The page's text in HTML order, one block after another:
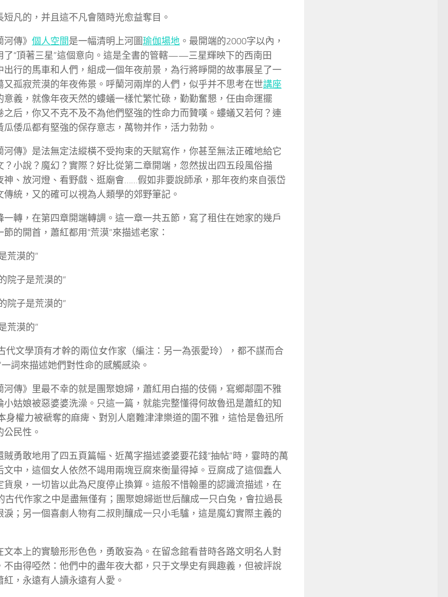
短凡的，并且這不凡會隨時光愈益奪目。
河傳》 個人空間是一幅清明上河圖瑜伽場地 。最開端的2000字以內，
了“頂著三星”這個意向。這是全書的管轄——三星輝映下的西南田
出行的馬車和人們，組成一個年夜前景，為行將睜開的故事展呈了一
又孤寂荒漠的年夜佈景。呼蘭河兩岸的人們，似乎并不思考在世講座
意義，就像年夜天然的螻蟻一樣忙繁忙碌，勤勤奮懇，任由命運擺
之后，你又不克不及不為他們堅強的性命力而贊嘆。螻蟻又若何？連
瓜倭瓜都有堅強的保存意志，萬物并作，活力勃勃。
河傳》是法無定法縱橫不受拘束的天賦寫作，你甚至無法正確地給它
？小說？魔幻？實際？好比從第二章開端，忽然拔出四五段風俗描
神、放河燈、看野戲、逛廟會……假如非要說師承，那年夜約來自張岱
傳統，又的確可以視為人類學的郊野筆記。
一轉，在第四章開端轉調。這一章一共五節，寫了租住在她家的幾戶
節的開首，蕭紅都用“荒漠”來描述老家：
荒漠的”
院子是荒漠的”
院子是荒漠的”
荒漠的”
文學頂有才幹的兩位女作家（編注：另一為張愛玲），都不謀而合
一詞來描述她們對性命的感觸感染。
河傳》里最不幸的就是團聚媳婦，蕭紅用白描的伎倆，寫鄉鄰圍不雅
小姑娘被惡婆婆洗澡。只這一篇，就能完整懂得何故魯迅是蕭紅的知
權力被褫奪的麻痺、對別人磨難津津樂道的圍不雅，這恰是魯迅所
民性。
賊勇敢地用了四五頁篇幅、近萬字描述婆婆要花錢“抽帖”時，霎時的萬
文中，這個女人依然不竭用兩塊豆腐來衡量得掉。豆腐成了這個蠢人
貨泉，一切皆以此為尺度停止換算。這般不惜翰墨的認識流描述，在
古代作家之中是盡無僅有；團聚媳婦逝世后釀成一只白兔，會拉過長
淚；另一個喜劇人物有二叔則釀成一只小毛驢，這是魔幻實際主義的
文本上的實驗形形色色，勇敢妄為。在留念館看昔時各路文明名人對
不由得啞然：他們中的盡年夜大都，只于文學史有興趣義，但被評說
紅，永遠有人讀永遠有人愛。